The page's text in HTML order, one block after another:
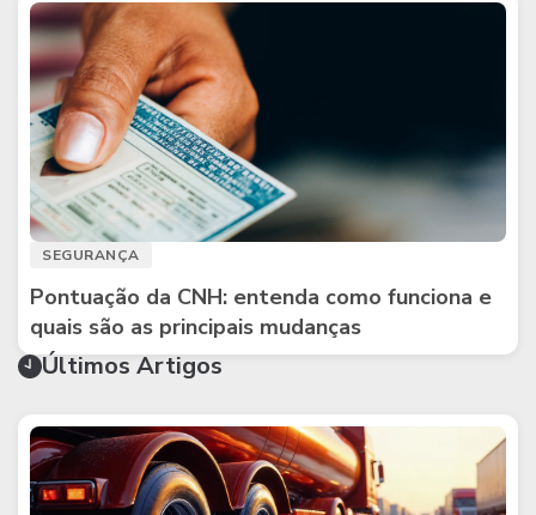
SEGURANÇA
Pontuação da CNH: entenda como funciona e
quais são as principais mudanças
Últimos Artigos